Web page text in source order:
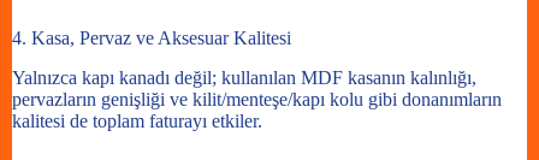
4. Kasa, Pervaz ve Aksesuar Kalitesi
Yalnızca kapı kanadı değil; kullanılan MDF kasanın kalınlığı,
pervazların genişliği ve kilit/menteşe/kapı kolu gibi donanımların
kalitesi de toplam faturayı etkiler.